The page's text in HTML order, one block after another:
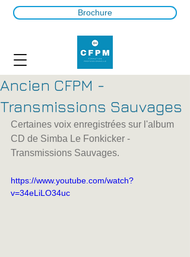
Brochure
Ancien CFPM -
Transmissions Sauvages
Certaines voix enregistrées sur l'album
CD de Simba Le Fonkicker -
Transmissions Sauvages.
https://www.youtube.com/watch?
v=34eLiLO34uc